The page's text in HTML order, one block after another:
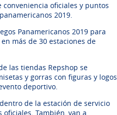
oficiales y puntos
2019.
Panamericanos 2019 para
más de 30 estaciones de
las tiendas Repshop se
y gorras con figuras y logos
deportivo.
de la estación de servicio
También, van a